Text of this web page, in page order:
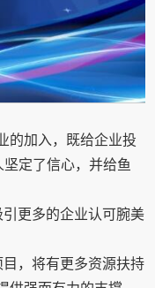
的加入，既给企业投
坚定了信心，并给鱼
更多的企业认可腕美
，将有更多资源扶持